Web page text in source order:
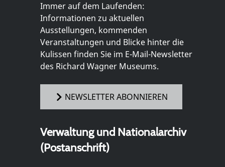
Immer auf dem Laufenden:
Informationen zu aktuellen
Ausstellungen, kommenden
Veranstaltungen und Blicke hinter die
Kulissen finden Sie im E-Mail-Newsletter
des Richard Wagner Museums.
NEWSLETTER ABONNIEREN
Verwaltung und Nationalarchiv
(Postanschrift)